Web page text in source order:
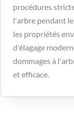
procédures
l'arbre pendant
les propriétés
d'élagage
dommages à
et efficace.